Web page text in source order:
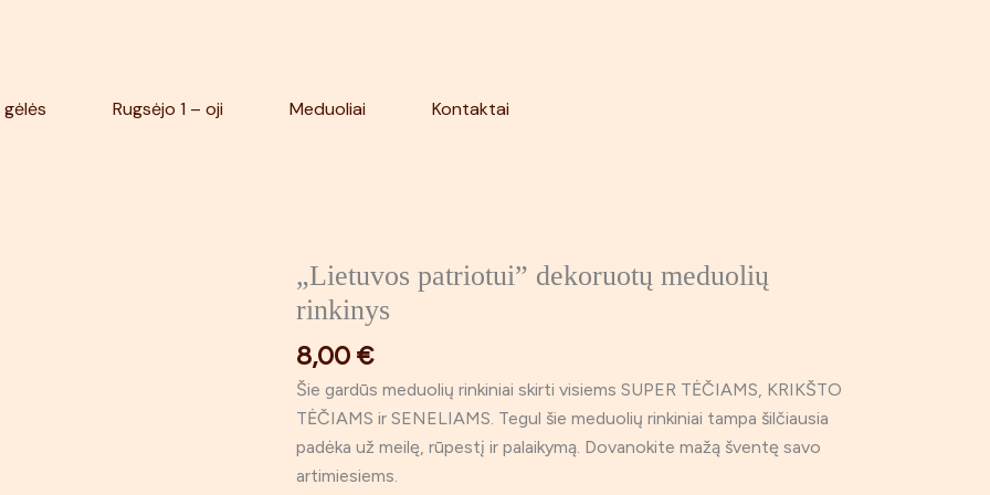
Rugsėjo 1 – oji Meduoliai Kontaktai
„Lietuvos patriotui” dekoruotų meduolių
rinkinys
8,00€
Šie gardūs meduolių rinkiniai skirti visiems SUPER TĖČIAMS, KRIKŠTO
TĖČIAMS ir SENELIAMS. Tegul šie meduolių rinkiniai tampa šilčiausia
padėka už meilę, rūpestį ir palaikymą. Dovanokite mažą šventę savo
artimiesiems.
produkto
kiekis:
„Lietuvos
patriotui"
dekoruotų
meduolių
rinkinys